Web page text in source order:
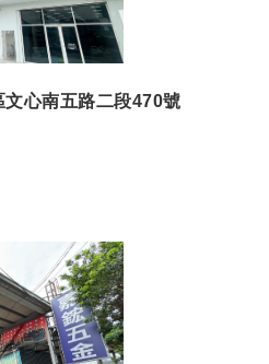
心南五路二段470號